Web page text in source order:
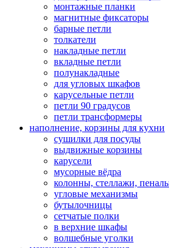
монтажные планки
магнитные фиксаторы
барные петли
толкатели
накладные петли
вкладные петли
полунакладные
для угловых шкафов
карусельные петли
петли 90 градусов
петли трансформеры
наполнение, корзины для кухни
сушилки для посуды
выдвижные корзины
карусели
мусорные вёдра
колонны, стеллажи,
угловые механизмы
бутылочницы
сетчатые полки
в верхние шкафы
волшебные уголки